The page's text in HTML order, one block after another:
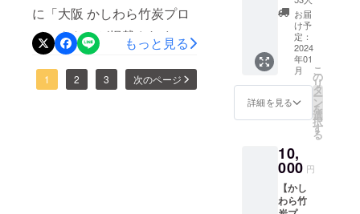
して、地域を元気にできる
よう取り組みます。どうぞ
よろしくお願いします！
上財団さまにより、支援額
が２倍となります。ご賛同
ろしくご協力をお願いしま
に「大阪 かしわら竹炭プロ
ジェクト」が掲載されまし
た。
https://twitter.com/osakapref
もっと見る
1 2 3 次のページ
目）で
パッ
ケージ
した箱
でお送
りしま
す。
は、大
阪産の
竹を温
度（800
度）で
焼成し
た高品
質な竹
炭で
す。
のの瓦
状の竹
を入れ
た置物
です。
お届
け予
定：
2024
年01
月
詳細を見る
こ
の
リ
タ
ー
ン
を
選
択
す
る
10,
000 円
【かし
わら竹